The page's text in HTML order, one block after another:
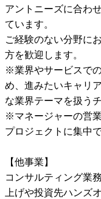
アントニーズに合わ
ています。
ご経験のない分野に
方を歓迎します。
※業界やサービスで
め、進みたいキャリ
な業界テーマを扱う
※マネージャーの営
プロジェクトに集中
【他事業】
コンサルティング業
上げや投資先ハンズ